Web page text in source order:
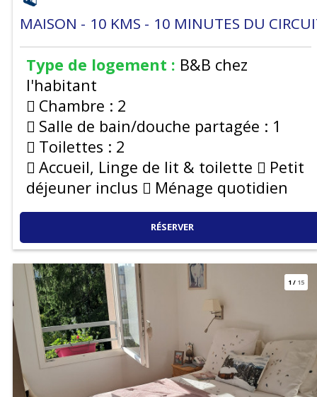
MAISON 10 KMS 10 MINUTES DU
Type de logement : B&B chez
l'habitant
Chambre : 2
Salle de bain/douche partagée : 1
Toilettes : 2
Accueil, Linge de lit & toilette
Petit
déjeuner inclus
Ménage quotidien
RÉSERVER
1/ 15